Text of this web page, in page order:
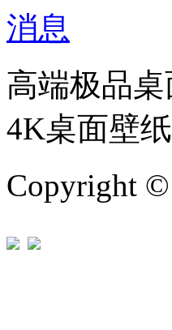
高端极品
4K桌面壁
Copyright